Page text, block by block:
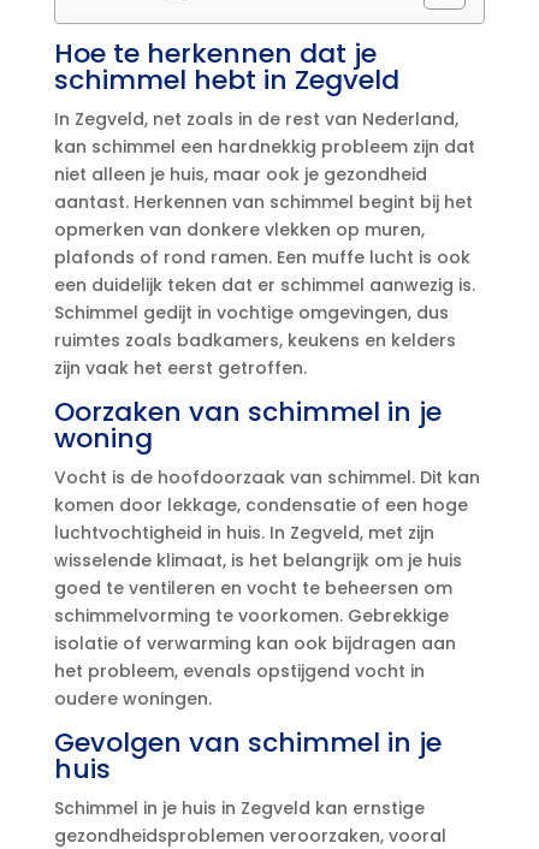
Hoe te herkennen dat je
schimmel hebt in Zegveld
In Zegveld, net zoals in de rest van Nederland,
kan schimmel een hardnekkig probleem zijn dat
niet alleen je huis, maar ook je gezondheid
aantast.​ Herkennen van schimmel begint bij het
opmerken van donkere vlekken op muren,
plafonds of rond ramen.​ Een muffe lucht is ook
een duidelijk teken dat er schimmel aanwezig is.​
Schimmel gedijt in vochtige omgevingen, dus
ruimtes zoals badkamers, keukens en kelders
zijn vaak het eerst getroffen.​
Oorzaken van schimmel in je
woning
Vocht is de hoofdoorzaak van schimmel.​ Dit kan
komen door lekkage, condensatie of een hoge
luchtvochtigheid in huis.​ In Zegveld, met zijn
wisselende klimaat, is het belangrijk om je huis
goed te ventileren en vocht te beheersen om
schimmelvorming te voorkomen.​ Gebrekkige
isolatie of verwarming kan ook bijdragen aan
het probleem, evenals opstijgend vocht in
oudere woningen.​
Gevolgen van schimmel in je
huis
Schimmel in je huis in Zegveld kan ernstige
gezondheidsproblemen veroorzaken, vooral